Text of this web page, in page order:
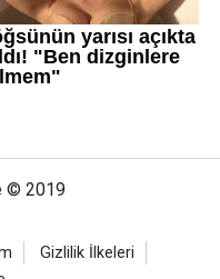
© 2019
Gizlilik İlkeleri